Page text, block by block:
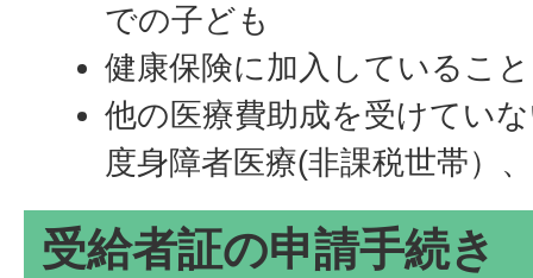
での子ども
健康保険に加入しているこ
他の医療費助成を受けてい
度身障者医療(非課税世帯）
受給者証の申請手続き